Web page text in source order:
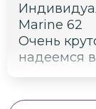
Marine 62
Очень
надеемся